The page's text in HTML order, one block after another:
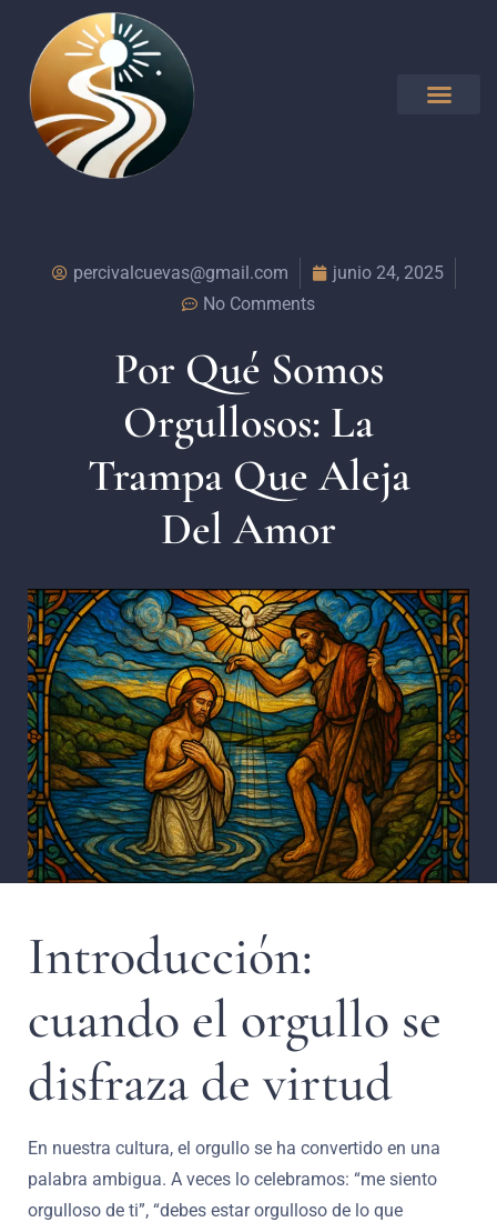
percivalcuevas@gmail.com
junio 24, 2025
No Comments
Por Qué Somos
Orgullosos: La
Trampa Que Aleja
Del Amor
Introducción:
cuando el orgullo se
disfraza de virtud
En nuestra cultura, el orgullo se ha convertido en una
palabra ambigua. A veces lo celebramos: “me siento
orgulloso de ti”, “debes estar orgulloso de lo que